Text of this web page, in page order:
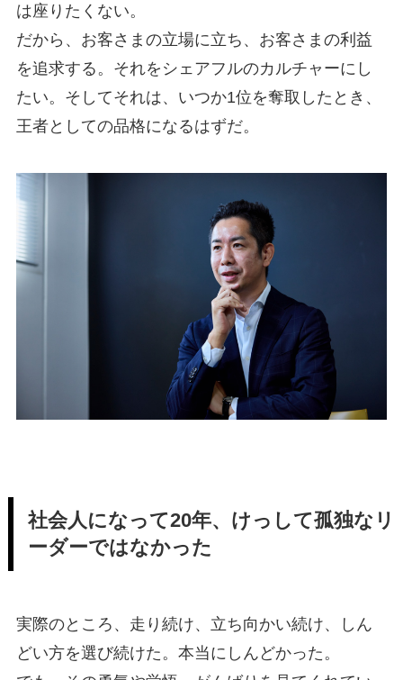
は座りたくない。
だから、お客さまの立場に立ち、お客さまの利益
を追求する。それをシェアフルのカルチャーにし
たい。そしてそれは、いつか1位を奪取したとき、
王者としての品格になるはずだ。
社会人になって20年、けっして孤独なリ
ーダーではなかった
実際のところ、走り続け、立ち向かい続け、しん
どい方を選び続けた。本当にしんどかった。